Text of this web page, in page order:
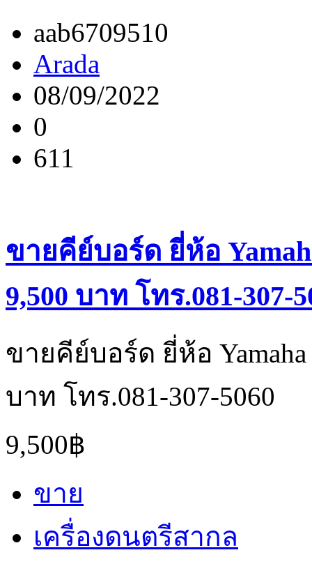
aab6709510
Arada
08/09/2022
0
611
ขายคีย์บอร์ด ยี่ห้อ
9,500 บาท โทร.081-307-
ขายคีย์บอร์ด ยี่ห้อ
บาท โทร.081-307-5060
9,500฿
ขาย
เครื่องดนตรีสากล